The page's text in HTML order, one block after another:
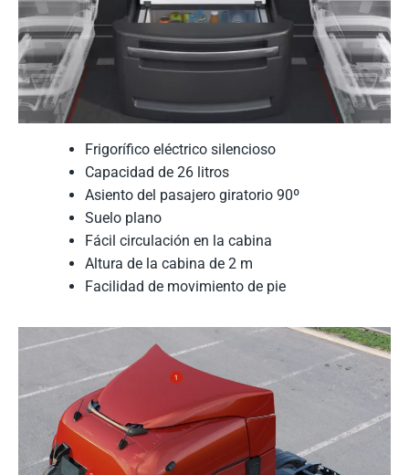
Frigorífico eléctrico silencioso
Capacidad de 26 litros
Asiento del pasajero giratorio 90º
Suelo plano
Fácil circulación en la cabina
Altura de la cabina de 2 m
Facilidad de movimiento de pie